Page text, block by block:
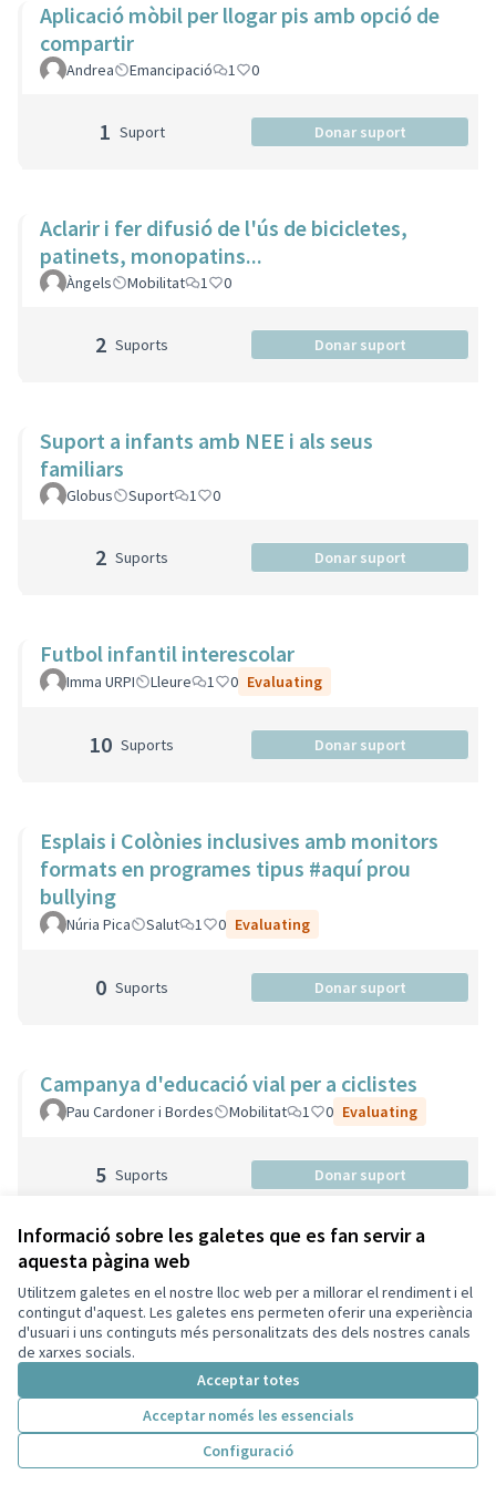
Informació sobre les galetes que es fan servir a
aquesta pàgina web
Utilitzem galetes en el nostre lloc web per a millorar el rendiment i el
contingut d'aquest. Les galetes ens permeten oferir una experiència
d'usuari i uns continguts més personalitzats des dels nostres canals
de xarxes socials.
Acceptar totes
Acceptar només les essencials
Configuració
Aplicació mòbil per llogar pis amb opció de
compartir
Andrea Emancipació 1 0
1 Suport Donar suport
Aclarir i fer difusió de l'ús de bicicletes,
patinets, monopatins...
Àngels Mobilitat 1 0
2 Suports Donar suport
Suport a infants amb NEE i als seus
familiars
Globus Suport 1 0
2 Suports Donar suport
Futbol infantil interescolar
Imma URPI Lleure 1 0 Evaluating
10 Suports Donar suport
Esplais i Colònies inclusives amb monitors
formats en programes tipus #aquí prou
bullying
Núria Pica Salut 1 0 Evaluating
0 Suports Donar suport
Campanya d'educació vial per a ciclistes
Pau Cardoner i Bordes Mobilitat 1 0 Evaluating
5 Suports Donar suport
Professional sanitari a la carta
Participant eliminada Salut 1 0 Evaluating
0 Suports Donar suport
WIFI gratuit a tot Sant Cugat